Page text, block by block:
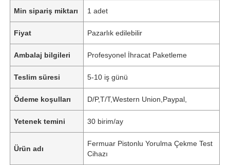
Min sipariş miktarı 1 adet
Fiyat Pazarlık edilebilir
Ambalaj bilgileri Profesyonel İhracat Paketleme
Teslim süresi 5-10 iş günü
Ödeme koşulları D/P,T/T,Western Union,Paypal,
Yetenek temini 30 birim/ay
Ürün adı
Fermuar Pistonlu Yorulma Çekme Test
Cihazı